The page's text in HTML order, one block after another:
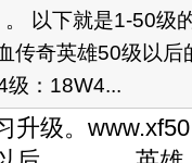
以下就是1-50级
传奇英雄50级以后
级：18W4...
升级。